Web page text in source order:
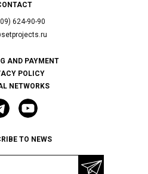
624-90-90
NETWORKS
TO NEWS
AND PAYMENT
POLICY